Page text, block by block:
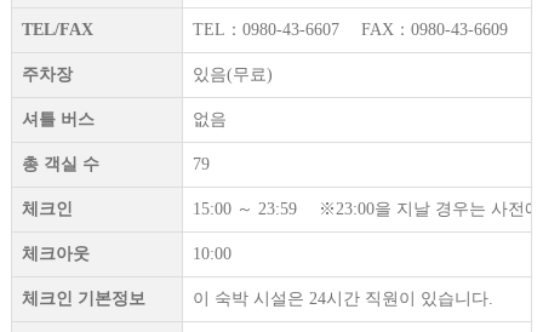
TEL/FAX TEL：0980-43-6607 FAX：0980-43-6609
주차장 있음(무료)
셔틀 버스 없음
총 객실 수 79
체크인 15:00 ～ 23:59 ※23:00을 지날 경우는 사전
체크아웃 10:00
체크인 기본정보 이 숙박 시설은 24시간 직원이 있습니다.